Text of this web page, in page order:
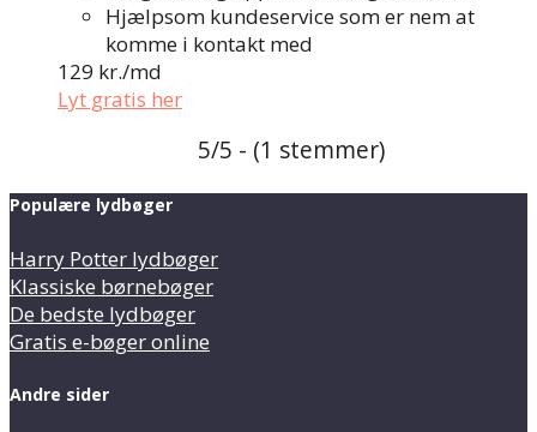
Hjælpsom kundeservice som er nem at
komme i kontakt med
129 kr./md
Lyt gratis her
5/5 - (1 stemmer)
Populære lydbøger
Harry Potter lydbøger
Klassiske børnebøger
De bedste lydbøger
Gratis e-bøger online
Andre sider